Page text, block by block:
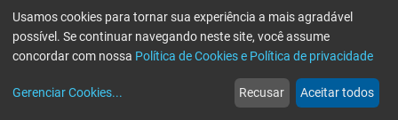
web
Notícias
more_horiz
Mais
Usamos cookies para tornar sua experiência a mais agradável
possível. Se continuar navegando neste site, você assume
concordar com nossa Política de Cookies e Política de privacidade
Gerenciar Cookies... Recusar Aceitar todos
Erro ao enviar informações, por favor tente novamente